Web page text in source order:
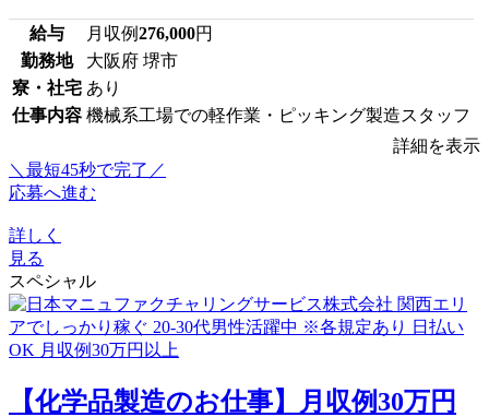
給与 月収例276,000円
勤務地
大阪府 堺市
寮・社宅 あり
仕事内容 機械系工場での軽作業・ピッキング製造スタッフ
詳細を表示
＼最短45秒で完了／
応募へ進む
詳しく
見る
スペシャル
【化学品製造のお仕事】月収例30万円